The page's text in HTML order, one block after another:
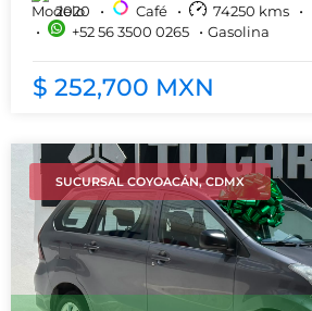
2020 Café 74250 kms
+52 56 3500 0265
Gasolina
$ 252,700 MXN
SUCURSAL COYOACÁN, CDMX